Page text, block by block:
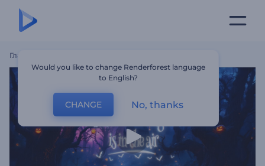
Главная
Would you like to change Renderforest language
to English?
CHANGE No, thanks